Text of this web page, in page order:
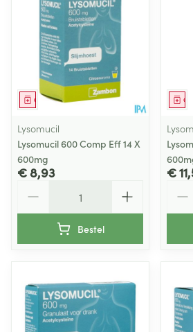
Geneesmiddel
Lysomucil
Lysomucil 600 Comp Eff 14 X
600mg
€ 8,93
Bestel
€